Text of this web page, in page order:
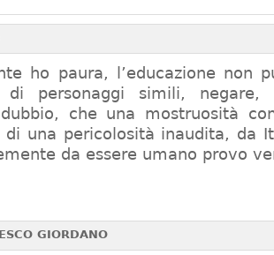
ho paura, l’educazione non
personaggi simili, negare,
che una mostruosità
di una pericolosità inaudita, da
da essere umano provo
GIORDANO